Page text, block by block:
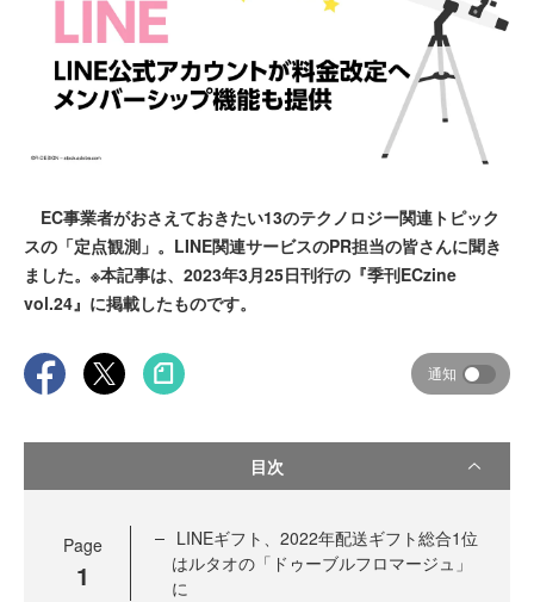
EC事業者がおさえておきたい13のテクノロジー関連トピック
スの「定点観測」。LINE関連サービスのPR担当の皆さんに聞き
ました。※本記事は、2023年3月25日刊行の『季刊ECzine
vol.24』に掲載したものです。
通知
目次
Page
1
LINEギフト、2022年配送ギフト総合1位
はルタオの「ドゥーブルフロマージュ」
に